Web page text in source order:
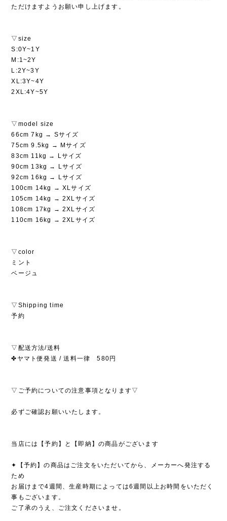
ただけますようお願い申し上げます。
▽size
S:0Y~1Y
M:1~2Y
L:2Y~3Y
XL:3Y~4Y
2XL:4Y~5Y
▽model size
66cm 7kg → Sサイズ
75cm 9.5kg → Mサイズ
83cm 11kg → Lサイズ
90cm 13kg → Lサイズ
92cm 16kg → Lサイズ
100cm 14kg → XLサイズ
105cm 14kg → 2XLサイズ
108cm 17kg → 2XLサイズ
110cm 16kg → 2XLサイズ
▽color
ミント
ベージュ
▽Shipping time
予約
▽配送方法/送料
✤ヤマト便発送 / 送料一律 580円
▽ご予約についての注意事項となります▽
必ずご確認お願いいたします。
当店には【予約】と【即納】の商品がございます
✦【予約】の商品はご注文をいただいてから、メーカーへ発注する
ため
お届けまで4週間、生産時期によっては6週間以上お時間をいただく
事もございます。
ご了承のうえ、ご注文くださいませ。